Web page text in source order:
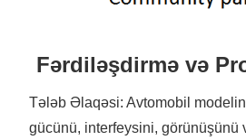
Fərdiləşdirmə və
Tələb Əlaqəsi: Avtomobil
gücünü, interfeysini, görünüşünü